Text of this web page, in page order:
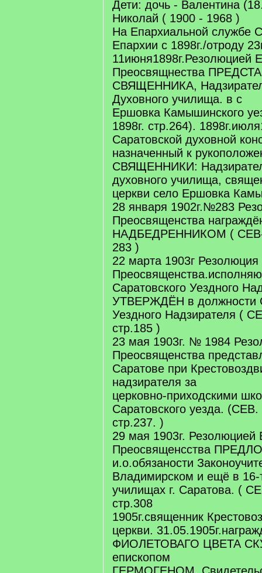
Дети: дочь - Валентина
Николай ( 1900 - 1968 )
На Епархиальной службе
Епархии с 1898г./отроду
11июня1898г.Резолюцией
Преосвящнества
СВЯЩЕННИКА,
Духовного училища. в с
Ершовка Камышинского
1898г. стр.264).
Саратовской духовной
назначенный к
СВЯЩЕННИКИ:
духовного училища,
церкви село Ершовка
28 января 1902г.№283
Преосвященства
НАДБЕДРЕННИКОМ ( СЕВ-
283 )
22 марта 1903г Резолюция
Саратовского Уездного
УТВЕРЖДЁН в должности
Уездного Надзирателя (
стр.185 )
23 мая 1903г. № 1984
Преосвященства
Саратове при
надзирателя за
церковно-приходскими
Саратовского уезда.
стр.237. )
29 мая 1903г. Резолюцией
Преосвященсства
и.о.обязаности
Владимирском и ещё в 16-
училищах г. Саратова. (
стр.308
1905г.священник
церкви.
ФИОЛЕТОВАГО ЦВЕТА
епископом